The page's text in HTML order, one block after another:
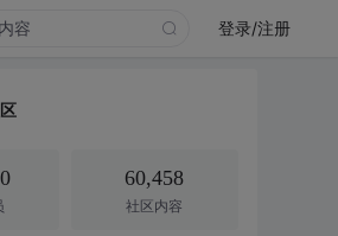
登录/注册
60,458
社区内容